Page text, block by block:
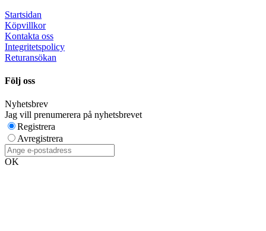
Startsidan
Köpvillkor
Kontakta oss
Integritetspolicy
Returansökan
Följ oss
Nyhetsbrev
Jag vill prenumerera på nyhetsbrevet
Registrera
Avregistrera
OK